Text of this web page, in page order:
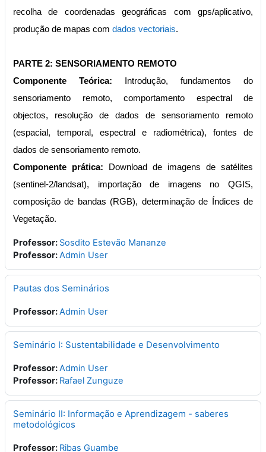
recolha de coordenadas geográficas com gps/aplicativo,
produção de mapas com dados vectoriais.
PARTE 2: SENSORIAMENTO REMOTO
Componente Teórica: Introdução, fundamentos do
sensoriamento remoto, comportamento espectral de
objectos, resolução de dados de sensoriamento remoto
(espacial, temporal, espectral e radiométrica), fontes de
dados de sensoriamento remoto.
Componente prática: Download de imagens de satélites
(sentinel-2/landsat), importação de imagens no QGIS,
composição de bandas (RGB), determinação de Índices de
Vegetação.
Professor: Sosdito Estevão Mananze
Professor:Admin User
Pautas dos Seminários
Professor:Admin User
Seminário I: Sustentabilidade e Desenvolvimento
Professor:Admin User
Professor: Rafael Zunguze
Seminário II: Informação e Aprendizagem - saberes
metodológicos
Professor: Ribas Guambe